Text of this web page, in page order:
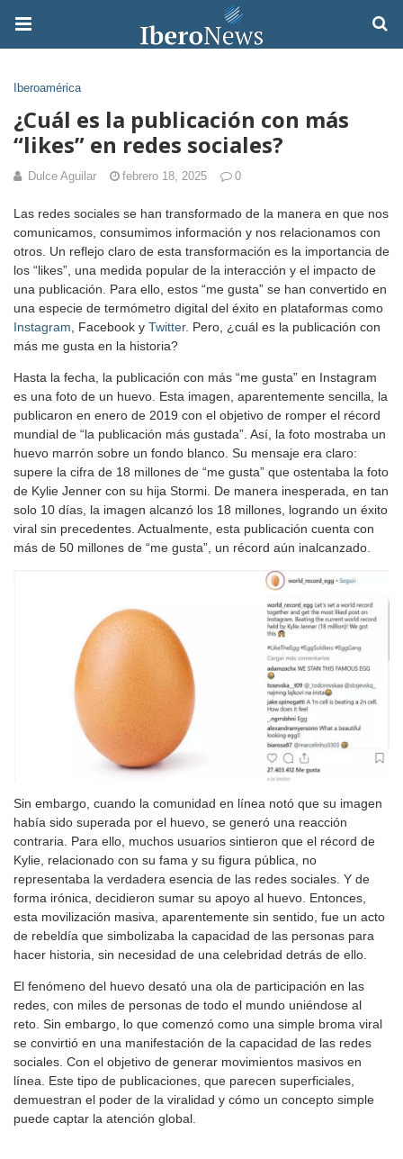
Iberoamérica
¿Cuál es la publicación con más
“likes” en redes sociales?
Dulce Aguilar febrero 18, 2025 0
Las redes sociales se han transformado de la manera en que nos
comunicamos, consumimos información y nos relacionamos con
otros. Un reflejo claro de esta transformación es la importancia de
los “likes”, una medida popular de la interacción y el impacto de
una publicación. Para ello, estos “me gusta” se han convertido en
una especie de termómetro digital del éxito en plataformas como
Instagram , Facebook y Twitter. Pero, ¿cuál es la publicación con
más me gusta en la historia?
Hasta la fecha, la publicación con más “me gusta” en Instagram
es una foto de un huevo. Esta imagen, aparentemente sencilla, la
publicaron en enero de 2019 con el objetivo de romper el récord
mundial de “la publicación más gustada”. Así, la foto mostraba un
huevo marrón sobre un fondo blanco. Su mensaje era claro:
supere la cifra de 18 millones de “me gusta” que ostentaba la foto
de Kylie Jenner con su hija Stormi. De manera inesperada, en tan
solo 10 días, la imagen alcanzó los 18 millones, logrando un éxito
viral sin precedentes. Actualmente, esta publicación cuenta con
más de 50 millones de “me gusta”, un récord aún inalcanzado.
Sin embargo, cuando la comunidad en línea notó que su imagen
había sido superada por el huevo, se generó una reacción
contraria. Para ello, muchos usuarios sintieron que el récord de
Kylie, relacionado con su fama y su figura pública, no
representaba la verdadera esencia de las redes sociales. Y de
forma irónica, decidieron sumar su apoyo al huevo. Entonces,
esta movilización masiva, aparentemente sin sentido, fue un acto
de rebeldía que simbolizaba la capacidad de las personas para
hacer historia, sin necesidad de una celebridad detrás de ello.
El fenómeno del huevo desató una ola de participación en las
redes, con miles de personas de todo el mundo uniéndose al
reto. Sin embargo, lo que comenzó como una simple broma viral
se convirtió en una manifestación de la capacidad de las redes
sociales. Con el objetivo de generar movimientos masivos en
línea. Este tipo de publicaciones, que parecen superficiales,
demuestran el poder de la viralidad y cómo un concepto simple
puede captar la atención global.